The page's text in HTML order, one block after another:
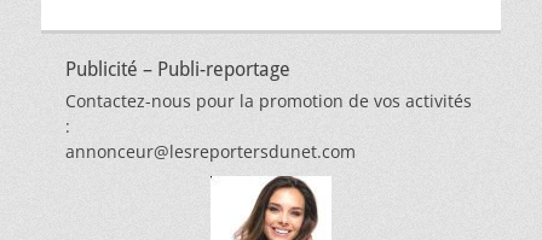
Publicité – Publi-reportage
Contactez-nous pour la promotion de vos activités
:
annonceur@lesreportersdunet.com